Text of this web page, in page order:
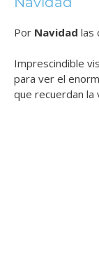
Por Navidad las
Imprescindible
para ver el
que recuerdan la